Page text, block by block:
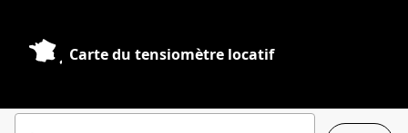
Carte du tensiomètre locatif